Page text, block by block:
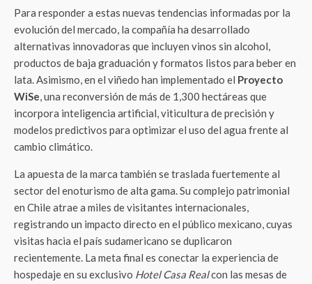
Para responder a estas nuevas tendencias informadas por la
evolución del mercado, la compañía ha desarrollado
alternativas innovadoras que incluyen vinos sin alcohol,
productos de baja graduación y formatos listos para beber en
lata. Asimismo, en el viñedo han implementado el Proyecto
WiSe, una reconversión de más de 1,300 hectáreas que
incorpora inteligencia artificial, viticultura de precisión y
modelos predictivos para optimizar el uso del agua frente al
cambio climático.
La apuesta de la marca también se traslada fuertemente al
sector del enoturismo de alta gama. Su complejo patrimonial
en Chile atrae a miles de visitantes internacionales,
registrando un impacto directo en el público mexicano, cuyas
visitas hacia el país sudamericano se duplicaron
recientemente. La meta final es conectar la experiencia de
hospedaje en su exclusivo Hotel Casa Realcon las mesas de